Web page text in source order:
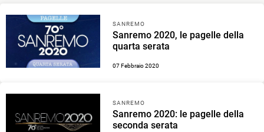
SANREMO
Sanremo 2020, le pagelle della
quarta serata
07 Febbraio 2020
SANREMO
Sanremo 2020: le pagelle della
seconda serata